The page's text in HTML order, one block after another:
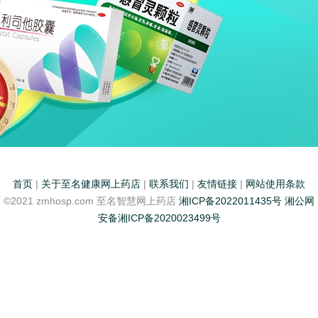
首页 | 关于至名健康网上药店 | 联系我们 | 友情链接 | 网站使用条款
©2021 zmhosp.com 至名智慧网上药店 湘ICP备2022011435号 湘公网
安备湘ICP备2020023499号